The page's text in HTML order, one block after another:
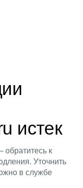
истек
обратитесь к
Уточнить
в службе